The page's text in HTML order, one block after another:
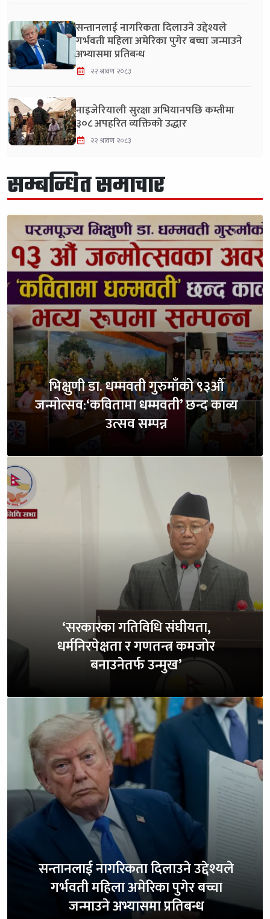
सन्तानलाई नागरिकता दिलाउने उद्देश्यले
गर्भवती महिला अमेरिका पुगेर बच्चा जन्माउने
अभ्यासमा प्रतिबन्ध
२२ श्रावण २०८३
नाइजेरियाली सुरक्षा अभियानपछि कम्तीमा
३०८ अपहरित व्यक्तिको उद्धार
२२ श्रावण २०८३
सम्बन्धित समाचार
भिक्षुणी डा. धम्मवती गुरुमाँको ९३औँ
जन्मोत्सव:‘कवितामा धम्मवती’ छन्द काव्य
उत्सव सम्पन्न
‘सरकारका गतिविधि संघीयता,
धर्मनिरपेक्षता र गणतन्त्र कमजोर
बनाउनेतर्फ उन्मुख’
सन्तानलाई नागरिकता दिलाउने उद्देश्यले
गर्भवती महिला अमेरिका पुगेर बच्चा
जन्माउने अभ्यासमा प्रतिबन्ध